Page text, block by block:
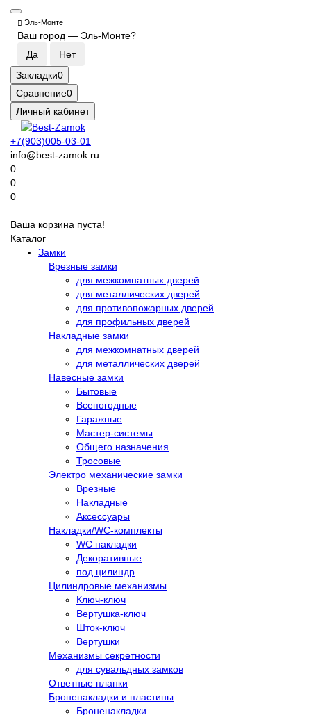
Эль-Монте
Ваш город — Эль-Монте?
Закладки0
Сравнение0
Личный кабинет
+7(903)005-03-01
info@best-zamok.ru
0
0
0
Ваша корзина пуста!
Каталог
Замки
Врезные замки
для межкомнатных дверей
для металлических дверей
для противопожарных дверей
для профильных дверей
Накладные замки
для межкомнатных дверей
для металлических дверей
Навесные замки
Бытовые
Всепогодные
Гаражные
Мастер-системы
Общего назначения
Тросовые
Электро механические замки
Врезные
Накладные
Аксессуары
Накладки/WC-комплекты
WC накладки
Декоративные
под цилиндр
Цилиндровые механизмы
Ключ-ключ
Вертушка-ключ
Шток-ключ
Вертушки
Механизмы секретности
для сувальдных замков
Ответные планки
Броненакладки и пластины
Броненакладки